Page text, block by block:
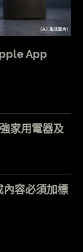
App
家用電器及
容必須加標